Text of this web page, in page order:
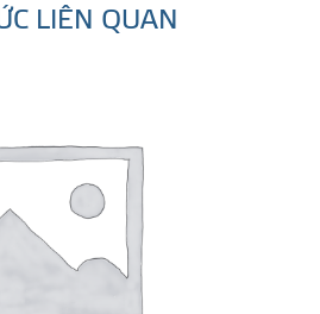
LIÊN QUAN